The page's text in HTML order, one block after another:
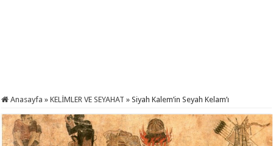
Anasayfa » KELİMLER VE SEYAHAT » Siyah Kalem’in Seyah Kelam’ı